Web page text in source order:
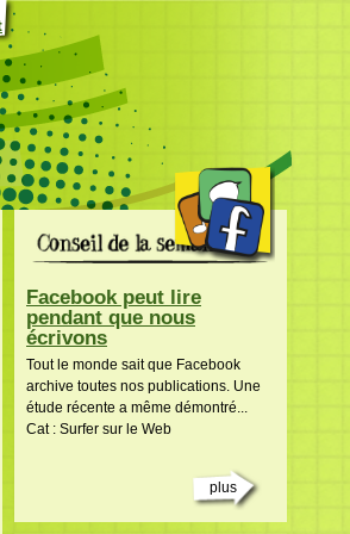
Facebook peut lire
pendant que nous
écrivons
Tout le monde sait que Facebook
archive toutes nos publications. Une
étude récente a même démontré...
Cat : Surfer sur le Web
plus